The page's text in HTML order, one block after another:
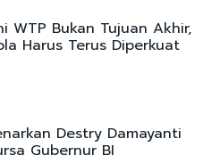
WTP Bukan Tujuan Akhir,
Harus Terus Diperkuat
Destry Damayanti
Gubernur BI